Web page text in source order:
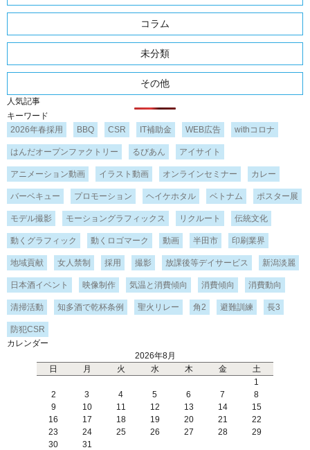
コラム
未分類
その他
人気記事
キーワード
2026年春採用
BBQ CSR IT補助金 WEB広告 withコロナ
はんだオープンファクトリー るびあん アイサイト
アニメーション動画 イラスト動画 オンラインセミナー カレー
バーベキュー プロモーション ヘイケホタル ベトナム ポスター展
モデル撮影 モーショングラフィックス リクルート 伝統文化
動くグラフィック 動くロゴマーク 動画 半田市 印刷業界
地域貢献 女人禁制 採用 撮影 放課後等デイサービス 新潟淡麗
日本酒イベント 映像制作 気温と消費傾向 消費傾向 消費動向
清掃活動 知多酒で乾杯条例 聖火リレー 角2 避難訓練 長3
防犯CSR
カレンダー
2026年8月
日
月 火 水 木 金 土
1
2
3 4 5 6 7
8
9
10 11 12 13 14
15
16
17 18 19 20 21
22
23
24 25 26 27 28
29
30
31